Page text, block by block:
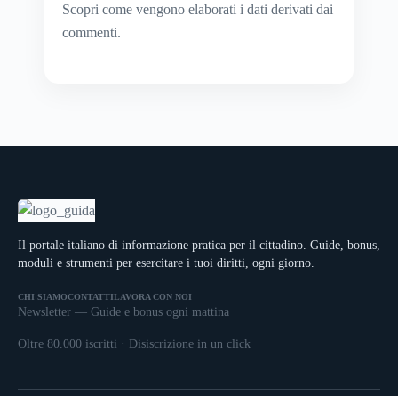
Scopri come vengono elaborati i dati derivati dai
commenti.
Il portale italiano di informazione pratica per il cittadino. Guide, bonus,
moduli e strumenti per esercitare i tuoi diritti, ogni giorno.
CHI SIAMOCONTATTI LAVORA CON NOI
Newsletter — Guide e bonus ogni mattina
Oltre 80.000 iscritti · Disiscrizione in un click